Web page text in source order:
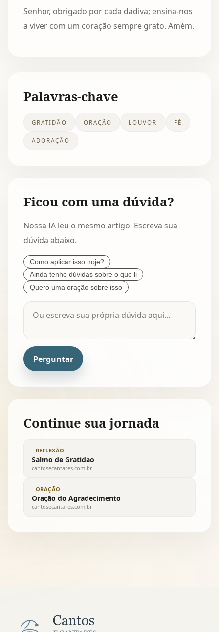
Senhor, obrigado por cada dádiva; ensina-nos
a viver com um coração sempre grato. Amém.
Palavras-chave
GRATIDÃO ORAÇÃO LOUVOR FÉ
ADORAÇÃO
Ficou com uma dúvida?
Nossa IA leu o mesmo artigo. Escreva sua
dúvida abaixo.
Como aplicar isso hoje?
Ainda tenho dúvidas sobre o que li
Quero uma oração sobre isso
Perguntar
Continue sua jornada
REFLEXÃO
Salmo de Gratidao
cantosecantares.com.br
ORAÇÃO
Oração do Agradecimento
cantosecantares.com.br